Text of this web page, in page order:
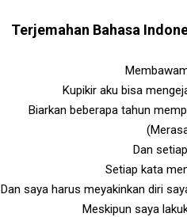
Terjemahan Bahasa
Kupikir aku bisa
Biarkan beberapa tahun
Dan
Setiap kata
Dan saya harus meyakinkan diri
Meskipun saya